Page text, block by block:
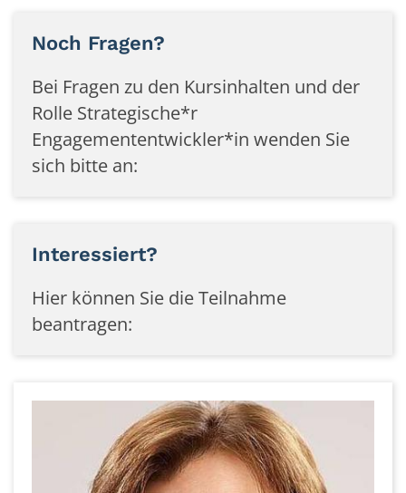
Noch Fragen?
Bei Fragen zu den Kursinhalten und der
Rolle Strategische*r
Engagemententwickler*in wenden Sie
sich bitte an:
Interessiert?
Hier können Sie die Teilnahme
beantragen: